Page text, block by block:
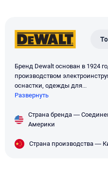
Бренд Dewalt основан в 1924
производством
оснастки, одежды для...
Развернуть
Страна бренда —
Америки
Страна производства —